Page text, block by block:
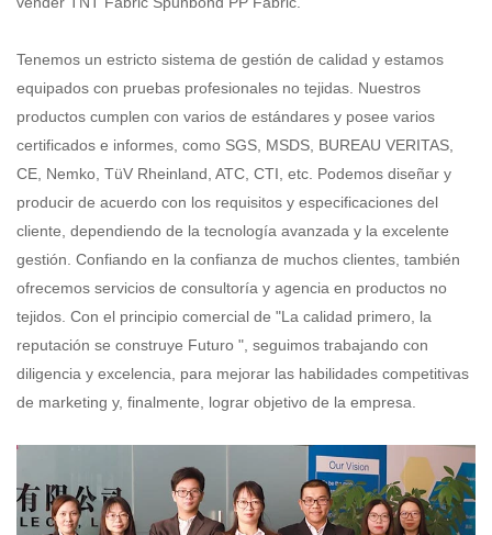
Tenemos un estricto sistema de gestión de calidad y estamos
equipados con pruebas profesionales no tejidas. Nuestros
productos cumplen con varios de estándares y posee varios
certificados e informes, como SGS, MSDS, BUREAU VERITAS,
CE, Nemko, TüV Rheinland, ATC, CTI, etc. Podemos diseñar y
producir de acuerdo con los requisitos y especificaciones del
cliente, dependiendo de la tecnología avanzada y la excelente
gestión. Confiando en la confianza de muchos clientes, también
ofrecemos servicios de consultoría y agencia en productos no
tejidos. Con el principio comercial de "La calidad primero, la
reputación se construye Futuro ", seguimos trabajando con
diligencia y excelencia, para mejorar las habilidades competitivas
de marketing y, finalmente, lograr objetivo de la empresa.